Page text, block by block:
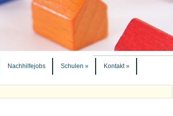
Nachhilfejobs Schulen » Kontakt»